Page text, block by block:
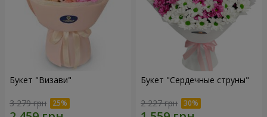
Букет "Визави"
3 279 грн
Букет "Сердечные струны"
2 227 грн